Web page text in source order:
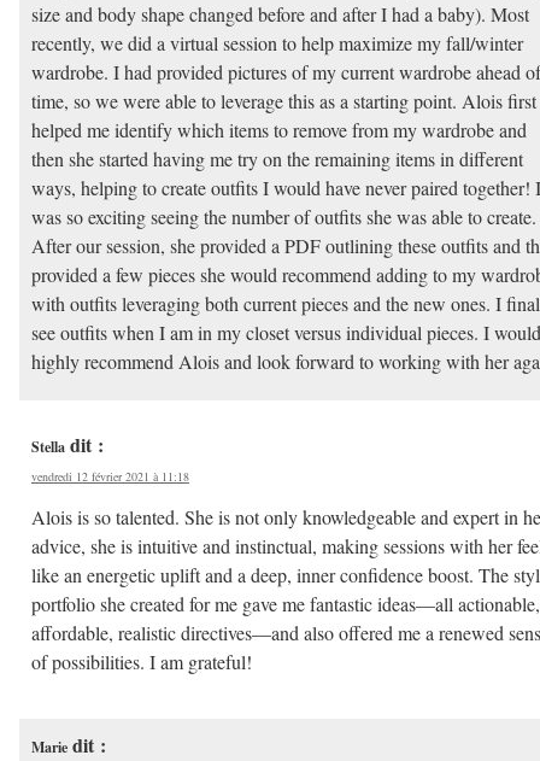
size and body shape changed before and after I had a baby). Most
recently, we did a virtual session to help maximize my fall/winter
wardrobe. I had provided pictures of my current wardrobe ahead of
time, so we were able to leverage this as a starting point. Alois first
helped me identify which items to remove from my wardrobe and
then she started having me try on the remaining items in different
ways, helping to create outfits I would have never paired together!
was so exciting seeing the number of outfits she was able to create.
After our session, she provided a PDF outlining these outfits and
provided a few pieces she would recommend adding to my
with outfits leveraging both current pieces and the new ones. I
see outfits when I am in my closet versus individual pieces. I would
highly recommend Alois and look forward to working with her
Stella dit :
vendredi 12 février 2021 à 11:18
Alois is so talented. She is not only knowledgeable and expert in
advice, she is intuitive and instinctual, making sessions with her
like an energetic uplift and a deep, inner confidence boost. The
portfolio she created for me gave me fantastic ideas—all actionable,
affordable, realistic directives—and also offered me a renewed
of possibilities. I am grateful!
Marie dit :